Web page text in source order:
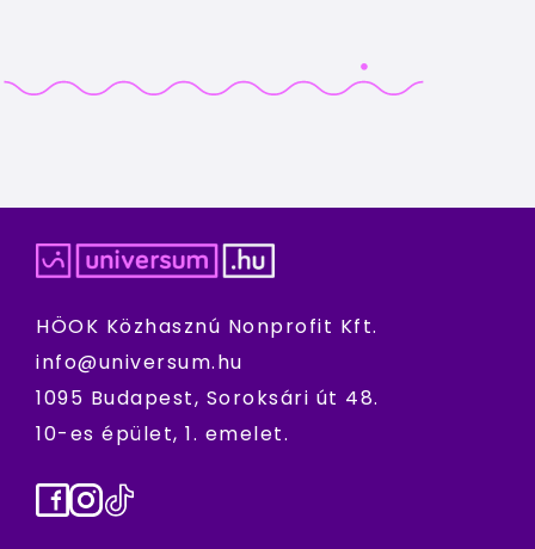
HÖOK Közhasznú Nonprofit Kft.
info@universum.hu
1095 Budapest, Soroksári út 48.
10-es épület, 1. emelet.
Facebook
Instagram
TikTok